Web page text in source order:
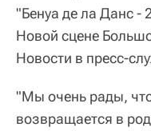
"Бенуа де ла Данс -
Новой сцене
Новости в пресс-
"Мы очень рады,
возвращается в